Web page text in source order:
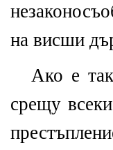
на висши
Ако е
срещу